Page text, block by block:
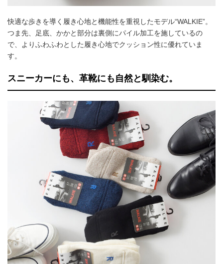
快適な歩きを導く履き心地と機能性を重視したモデル“WALKIE”。
つま先、足底、かかと部分は裏側にパイル加工を施しているの
で、よりふわふわとした履き心地でクッション性に優れていま
す。
スニーカーにも、革靴にも自然と馴染む。